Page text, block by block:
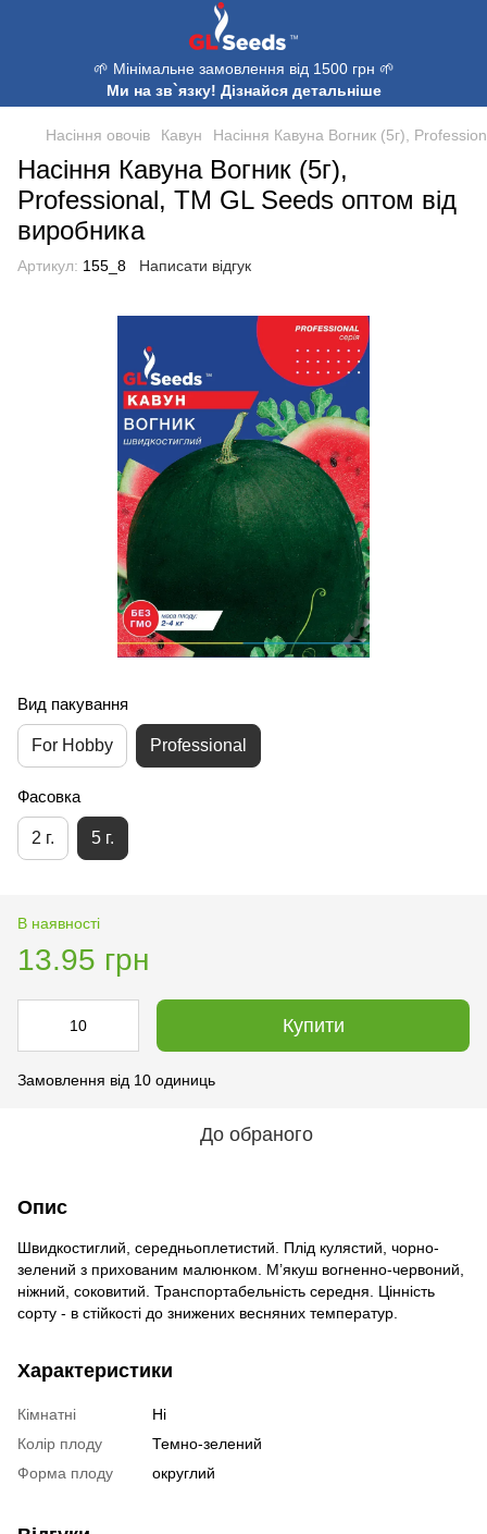
🌱 Мінімальне замовлення від 1500 грн 🌱
Ми на зв`язку! Дізнайся детальніше
Насіння овочів Кавун Насіння Кавуна Вогник (5г),
Насіння Кавуна Вогник (5г),
Professional, TM GL Seeds оптом від
виробника
Артикул: 155_8 Написати відгук
Вид пакування
For Hobby Professional
Фасовка
2 г. 5 г.
В наявності
13.95 грн
Купити
Замовлення від 10 одиниць
До обраного
Опис
Швидкостиглий, середньоплетистий. Плід кулястий, чорно-
зелений з прихованим малюнком. М’якуш вогненно-червоний,
ніжний, соковитий. Транспортабельність середня. Цінність
сорту - в стійкості до знижених весняних температур.
Характеристики
Кімнатні
Ні
Колір плоду
Темно-зелений
Форма плоду
округлий